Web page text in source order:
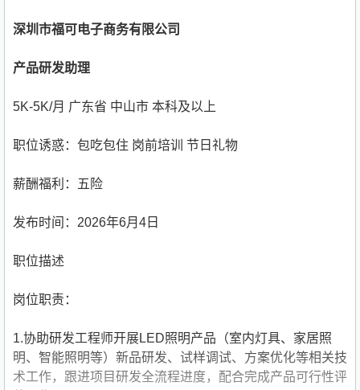
深圳市福可电子商务有限公司
产品研发助理
5K-5K/月 广东省 中山市 本科及以上
职位诱惑：包吃包住 岗前培训 节日礼物
薪酬福利：五险
发布时间：2026年6月4日
职位描述
岗位职责：
1.协助研发工程师开展LED照明产品（室内灯具、家居照
明、智能照明等）新品研发、试样调试、方案优化等相关技
术工作，跟进项目研发全流程进度，配合完成产品可行性评